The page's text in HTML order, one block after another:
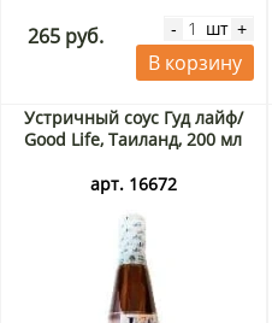
265 руб. - шт +
В корзину
Устричный соус Гуд лайф/
Good Life, Таиланд, 200 мл
арт. 16672